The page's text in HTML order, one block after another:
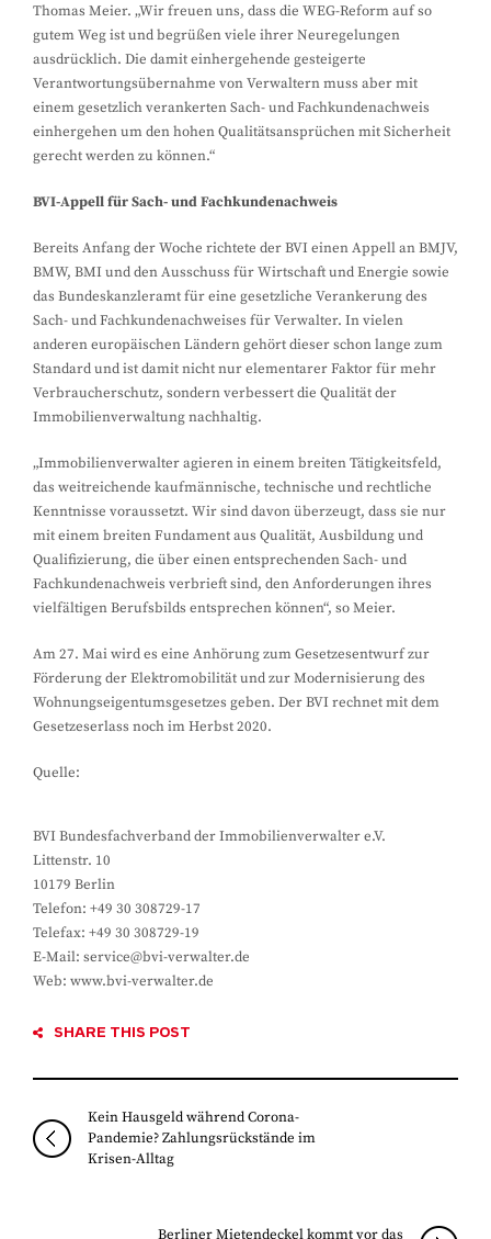
Thomas Meier. „Wir freuen uns, dass die WEG-Reform auf so
gutem Weg ist und begrüßen viele ihrer Neuregelungen
ausdrücklich. Die damit einhergehende gesteigerte
Verantwortungsübernahme von Verwaltern muss aber mit
einem gesetzlich verankerten Sach- und Fachkundenachweis
einhergehen um den hohen Qualitätsansprüchen mit Sicherheit
gerecht werden zu können.“
BVI-Appell für Sach- und Fachkundenachweis
Bereits Anfang der Woche richtete der BVI einen Appell an BMJV,
BMW, BMI und den Ausschuss für Wirtschaft und Energie sowie
das Bundeskanzleramt für eine gesetzliche Verankerung des
Sach- und Fachkundenachweises für Verwalter. In vielen
anderen europäischen Ländern gehört dieser schon lange zum
Standard und ist damit nicht nur elementarer Faktor für mehr
Verbraucherschutz, sondern verbessert die Qualität der
Immobilienverwaltung nachhaltig.
„Immobilienverwalter agieren in einem breiten Tätigkeitsfeld,
das weitreichende kaufmännische, technische und rechtliche
Kenntnisse voraussetzt. Wir sind davon überzeugt, dass sie nur
mit einem breiten Fundament aus Qualität, Ausbildung und
Qualifizierung, die über einen entsprechenden Sach- und
Fachkundenachweis verbrieft sind, den Anforderungen ihres
vielfältigen Berufsbilds entsprechen können“, so Meier.
Am 27. Mai wird es eine Anhörung zum Gesetzesentwurf zur
Förderung der Elektromobilität und zur Modernisierung des
Wohnungseigentumsgesetzes geben. Der BVI rechnet mit dem
Gesetzeserlass noch im Herbst 2020.
Quelle:
BVI Bundesfachverband der Immobilienverwalter e.V.
Littenstr. 10
10179 Berlin
Telefon: +49 30 308729-17
Telefax: +49 30 308729-19
E-Mail: service@bvi-verwalter.de
Web: www.bvi-verwalter.de
SHARE THIS POST
Kein Hausgeld während Corona-
Pandemie? Zahlungsrückstände im
Krisen-Alltag
Berliner Mietendeckel kommt vor das